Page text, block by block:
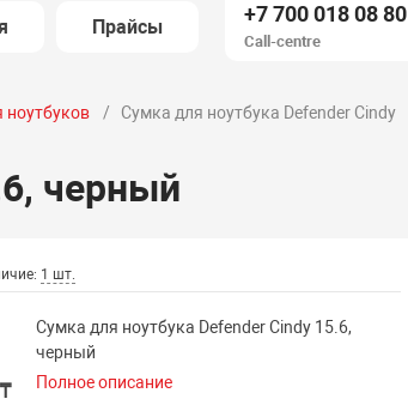
Прайсы
+7 700 018 08 80
Call-centre
ноутбуков
Сумка для ноутбука Defender Cindy
черный
1 шт.
Сумка для ноутбука Defender Cindy 15.6,
черный
Полное описание